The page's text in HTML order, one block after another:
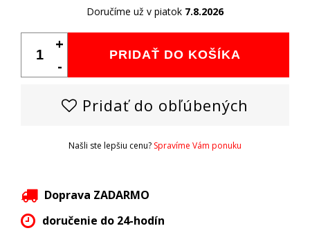
Doručíme už v piatok 7.8.2026
PRIDAŤ DO KOŠÍKA
+
-
Pridať do obľúbených
Našli ste lepšiu cenu? Spravíme Vám ponuku
Doprava ZADARMO
doručenie do 24-hodín